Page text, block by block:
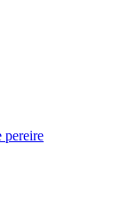
pereire